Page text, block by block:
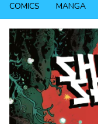
COMICS MANGA